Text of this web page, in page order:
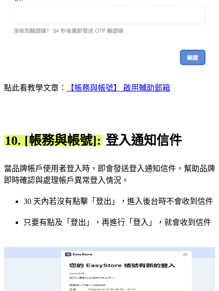
點此看教學文章： 【帳務與帳號】 啟用輔助郵箱
10. [帳務與帳號]: 登入通知信件
當品牌帳戶使用者登入時，即會發送登入通知信件，幫助品牌
即時確認與處理帳戶異常登入情況。
30 天內若沒有點擊「登出」，進入後台時不會收到信件
只要有點及「登出」，再進行「登入」，就會收到信件